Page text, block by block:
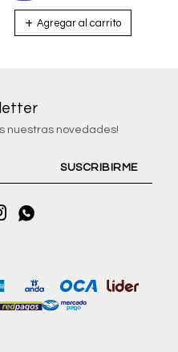
nuestras novedades!
SUSCRIBIRME
